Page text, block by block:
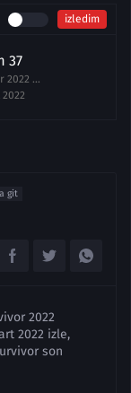
izledim
37
Survivor 2022 All Star 37.Bölüm izle 3 Mart
git
2022
2022 izle,
son